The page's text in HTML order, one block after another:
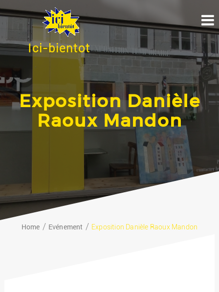
Ici-bientot
Exposition Danièle
Raoux Mandon
Home Evénement Exposition Danièle Raoux Mandon